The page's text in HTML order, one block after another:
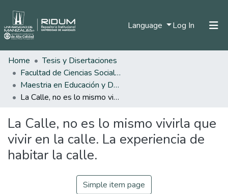
Language Log In (current)
Statistics
Home
Tesis y Disertaciones
Facultad de Ciencias Sociales y Humanas
Maestria en Educación y Desarrollo Humano
La Calle, no es lo mismo vivirla que vivir en la calle. La experiencia de habitar la calle.
La Calle, no es lo mismo vivirla que
vivir en la calle. La experiencia de
habitar la calle.
Simple item page